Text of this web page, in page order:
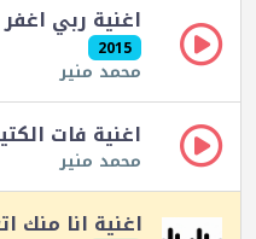
اغنية ربي
2015
محمد منير
اغنية فات
محمد منير
اغنية انا منك